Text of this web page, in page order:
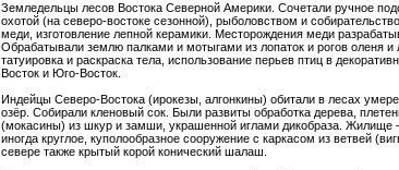
Земледельцы лесов Востока Северной Америки. Сочетали ручное
охотой (на северо-востоке сезонной), рыболовством и
меди, изготовление лепной керамики. Месторождения меди
Обрабатывали землю палками и мотыгами из лопаток и рогов оленя
татуировка и раскраска тела, использование перьев птиц в
Восток и Юго-Восток.
Индейцы Северо-Востока (ирокезы, алгонкины) обитали в лесах
озёр. Собирали кленовый сок. Были развиты обработка дерева,
(мокасины) из шкур и замши, украшенной иглами дикобраза.
иногда круглое, куполообразное сооружение с каркасом из ветвей
севере также крытый корой конический шалаш.